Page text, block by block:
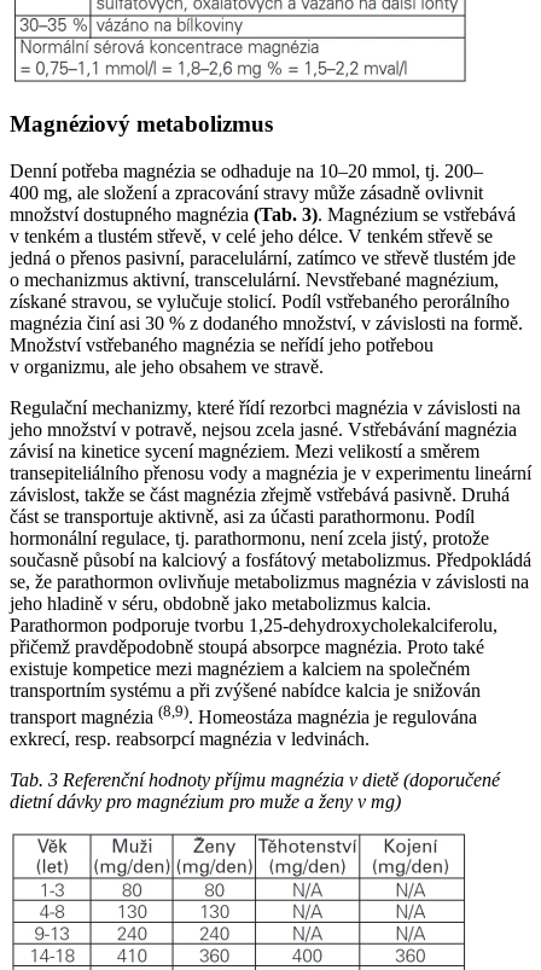
Magnéziový metabolizmus
Denní potřeba magnézia se odhaduje na 10–20 mmol, tj. 200–
400 mg, ale složení a zpracování stravy může zásadně ovlivnit
množství dostupného magnézia (Tab. 3). Magnézium se vstřebává
v tenkém a tlustém střevě, v celé jeho délce. V tenkém střevě se
jedná o přenos pasivní, paracelulární, zatímco ve střevě tlustém jde
o mechanizmus aktivní, transcelulární. Nevstřebané magnézium,
získané stravou, se vylučuje stolicí. Podíl vstřebaného perorálního
magnézia činí asi 30 % z dodaného množství, v závislosti na formě.
Množství vstřebaného magnézia se neřídí jeho potřebou
v organizmu, ale jeho obsahem ve stravě.
Regulační mechanizmy, které řídí rezorbci magnézia v závislosti na
jeho množství v potravě, nejsou zcela jasné. Vstřebávání magnézia
závisí na kinetice sycení magnéziem. Mezi velikostí a směrem
transepiteliálního přenosu vody a magnézia je v experimentu lineární
závislost, takže se část magnézia zřejmě vstřebává pasivně. Druhá
část se transportuje aktivně, asi za účasti parathormonu. Podíl
hormonální regulace, tj. parathormonu, není zcela jistý, protože
současně působí na kalciový a fosfátový metabolizmus. Předpokládá
se, že parathormon ovlivňuje metabolizmus magnézia v závislosti na
jeho hladině v séru, obdobně jako metabolizmus kalcia.
Parathormon podporuje tvorbu 1,25-dehydroxycholekalciferolu,
přičemž pravděpodobně stoupá absorpce magnézia. Proto také
existuje kompetice mezi magnéziem a kalciem na společném
transportním systému a při zvýšené nabídce kalcia je snižován
transport magnézia (8,9). Homeostáza magnézia je regulována
exkrecí, resp. reabsorpcí magnézia v ledvinách.
Tab. 3 Referenční hodnoty příjmu magnézia v dietě (doporučené
dietní dávky pro magnézium pro muže a ženy v mg)